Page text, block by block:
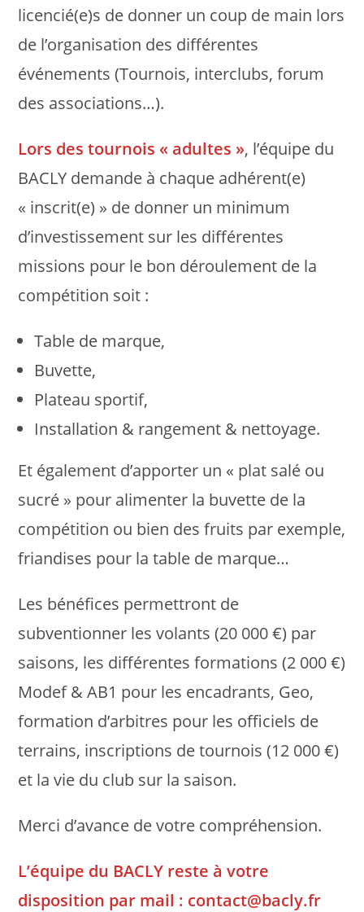
licencié(e)s de donner un coup de main lors
de l’organisation des différentes
événements (Tournois, interclubs, forum
des associations…).
Lors des tournois « adultes », l’équipe du
BACLY demande à chaque adhérent(e)
« inscrit(e) » de donner un minimum
d’investissement sur les différentes
missions pour le bon déroulement de la
compétition soit :
Table de marque,
Buvette,
Plateau sportif,
Installation & rangement & nettoyage.
Et également d’apporter un « plat salé ou
sucré » pour alimenter la buvette de la
compétition ou bien des fruits par exemple,
friandises pour la table de marque…
Les bénéfices permettront de
subventionner les volants (20 000 €) par
saisons, les différentes formations (2 000 €)
Modef & AB1 pour les encadrants, Geo,
formation d’arbitres pour les officiels de
terrains, inscriptions de tournois (12 000 €)
et la vie du club sur la saison.
Merci d’avance de votre compréhension.
L’équipe du BACLY reste à votre
disposition par mail : contact@bacly.fr